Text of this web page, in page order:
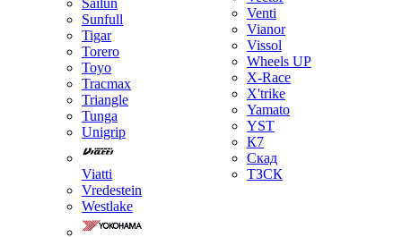
Sailun
Sunfull
Tigar
Torero
Toyo
Tracmax
Triangle
Tunga
Unigrip
Viatti
Vredestein
Westlake
Venti
Vianor
Vissol
Wheels UP
X-Race
X'trike
Yamato
YST
К7
Скад
ТЗСК